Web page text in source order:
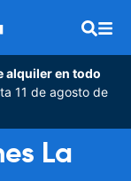
alquiler en todo
11 de agosto de
La